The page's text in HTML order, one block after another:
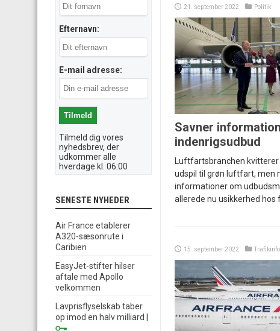
21. september 2022 Politik
Savner
indenrigsudbud
Luftfartsbranchen
udspil til grøn luftfart, men
informationer om
allerede nu usikkerhed hos
15. september 2022
Efternavn:
E-mail adresse:
Tilmeld dig vores
nyhedsbrev, der
udkommer alle
hverdage kl. 06:00
SENESTE NYHEDER
Air France etablerer
A320-sæsonrute i
Caribien
EasyJet-stifter hilser
aftale med Apollo
velkommen
Lavprisflyselskab taber
op imod en halv milliard